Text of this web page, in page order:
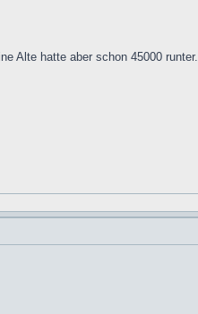
Alte hatte aber schon 45000 runter.